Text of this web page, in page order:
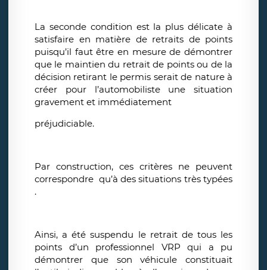
La seconde condition est la plus délicate à
satisfaire en matière de retraits de points
puisqu’il faut être en mesure de démontrer
que le maintien du retrait de points ou de la
décision retirant le permis serait de nature à
créer pour l’automobiliste une situation
gravement et immédiatement
préjudiciable.
Par construction, ces critères ne peuvent
correspondre qu’à des situations très typées
.
Ainsi, a été suspendu le retrait de tous les
points d’un professionnel VRP qui a pu
démontrer que son véhicule constituait